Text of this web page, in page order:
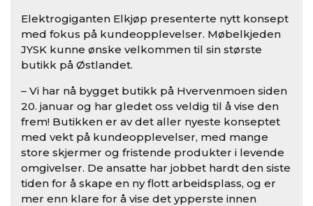
Elektrogiganten Elkjøp presenterte nytt konsept
med fokus på kundeopplevelser. Møbelkjeden
JYSK kunne ønske velkommen til sin største
butikk på Østlandet.
– Vi har nå bygget butikk på Hvervenmoen siden
20. januar og har gledet oss veldig til å vise den
frem! Butikken er av det aller nyeste konseptet
med vekt på kundeopplevelser, med mange
store skjermer og fristende produkter i levende
omgivelser. De ansatte har jobbet hardt den siste
tiden for å skape en ny flott arbeidsplass, og er
mer enn klare for å vise det ypperste innen